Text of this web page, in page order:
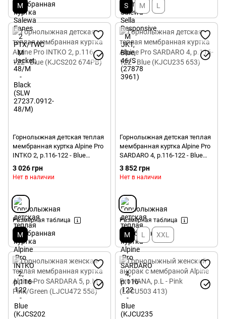
M S M L
Горнолыжная детская теплая
мембранная куртка Alpine Pro
INTKO 2, р.116-122 - Blue
(KJCS202 674PB)
3 026 грн
Нет в наличии
Размерная таблица
M
Горнолыжная детская теплая
мембранная куртка Alpine Pro
SARDARO 4, р.116-122 - Blue
(KJCU235 653)
3 852 грн
Нет в наличии
Размерная таблица
M L XXL